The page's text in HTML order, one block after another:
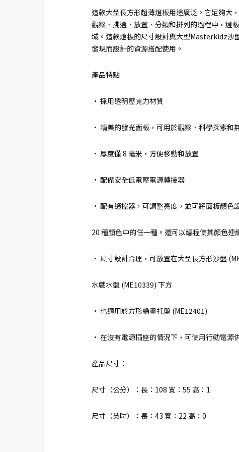
這款大型長方形超薄燈板用途廣泛。它足夠大
觀察、挑選、放置、分類和排列的過程中，燈
域。這款燈板的尺寸設計與大型Masterkidz沙
發現而設計的資源搭配使用。
產品特點
• 採用透明壓克力材質
• 精美的發光面板，可用於觀察、科學探索和
• 厚度僅 8 毫米，方便移動和放置
• 配備安全低電壓電源轉接器
• 配有遙控器，可調整亮度，並可將面板顏色
20 種顏色中的任一種。還可以編程使其顏色連
• 尺寸設計合理，可放置在大型長方形沙盤
水戲水盤 (ME10339) 下方
• 也適用於方形繪畫托盤 (ME12401)
• 在沒有電源插座的情況下，可使用行動電源
產品尺寸：
尺寸（公分）：長：108 寬：55 高：1
尺寸（英吋）：長：43 寬：22 高：0